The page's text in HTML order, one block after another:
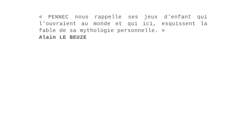
« PENNEC nous rappelle ses jeux d'enfant qui
l'ouvraient au monde et qui ici, esquissent la
fable de sa mythologie personnelle. »
Alain LE BEUZE